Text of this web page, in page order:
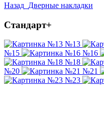
Назад Дверные накладки
Стандарт+
№13
№15
№16
№18
№20
№21
№23